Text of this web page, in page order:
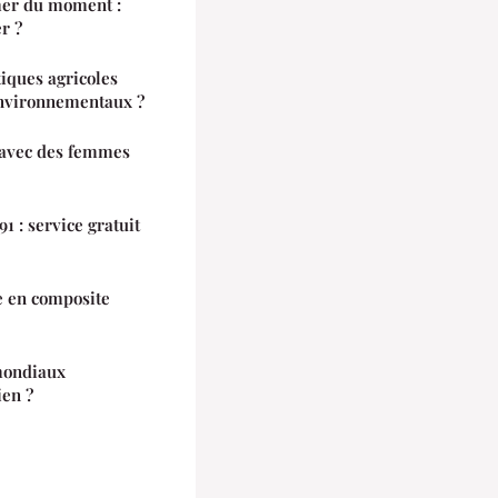
?
agricoles
?
des femmes
: service gratuit
composite
?